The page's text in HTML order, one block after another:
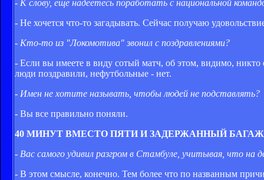
- К слову, еще надеетесь поработать с национальной
- Не хочется что-то загадывать. Сейчас получаю
- Кто-то из "Локомотива" звонил с поздравлениями?
- Если вы имеете в виду сотый матч, об этом, видимо,
люди поздравили, нефутбольные - нет.
- Имен не хотите называть, чтобы людей не подставлять?
- Вы все правильно поняли.
40 МИНУТ ВМЕСТО ПЯТИ И ЗАДЕРЖАННЫЙ БАГАЖ
- Вас самого удивил разгром в Стамбуле, учитывая, что
- В этом смысле, конечно. Тем более что по названным